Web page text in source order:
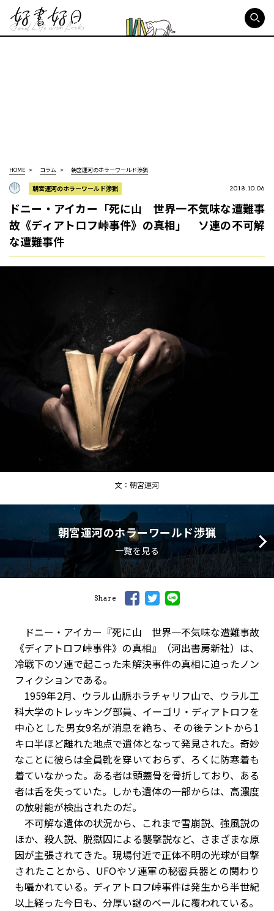
HOME コラム 朝宮運河のホラーワールド渉猟
朝宮運河のホラーワールド渉猟 2018.10.06
ドニー・アイカー「死に山 世界一不気味な遭難事
故《ディアトロフ峠事件》の真相」 ソ連の不可解
な遭難事件
文：朝宮運河
朝宮運河のホラーワールド渉猟
一覧を見る
Share
ドニー・アイカー『死に山 世界一不気味な遭難事故
《ディアトロフ峠事件》の真相』（河出書房新社）は、
冷戦下のソ連で起こった未解決事件の真相に迫ったノン
フィクションである。
1959年2月、ウラル山脈ホラチャリフ山で、ウラル工
科大学のトレッキング部員、イーゴリ・ディアトロフを
中心とした男女9名が消息を絶ち、その後テントから1
キロ半ほど離れた地点で遺体となって発見された。奇妙
なことに彼らは全員靴を穿いておらず、ろくに防寒着も
着ていなかった。ある者は頭蓋骨を骨折しており、ある
者は舌を失っていた。しかも遺体の一部からは、高濃度
の放射能が検出されたのだ。
不可解な遺体の状況から、これまで雪崩説、強風説の
ほか、殺人説、脱獄囚による襲撃説など、さまざまな原
因が主張されてきた。現場付近で正体不明の光球が目撃
されたことから、UFOやソ連軍の秘密兵器との関わり
も囁かれている。ディアトロフ峠事件は発生から半世紀
以上経った今日も、分厚い謎のベールに覆われている。